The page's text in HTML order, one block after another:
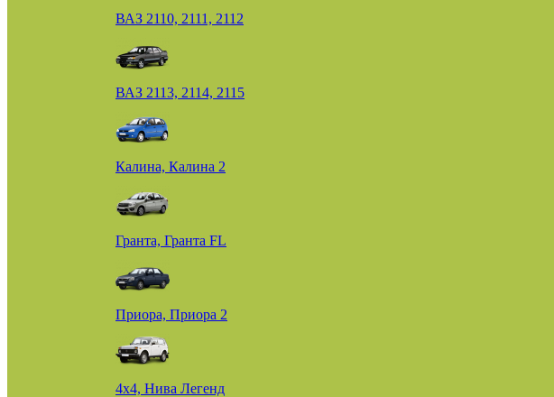
ВАЗ 2110, 2111, 2112
ВАЗ 2113, 2114, 2115
Калина, Калина 2
Гранта, Гранта FL
Приора, Приора 2
4х4, Нива Легенд